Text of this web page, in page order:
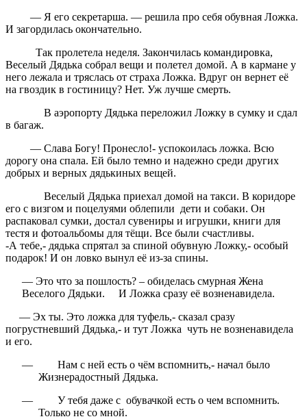
— Я его секретарша. — решила про себя обувная Ложка.
И загордилась окончательно.
Так пролетела неделя. Закончилась командировка,
Веселый Дядька собрал вещи и полетел домой. А в кармане у
него лежала и тряслась от страха Ложка. Вдруг он вернет её
на гвоздик в гостиницу? Нет. Уж лучше смерть.
В аэропорту Дядька переложил Ложку в сумку и сдал
в багаж.
— Слава Богу! Пронесло!- успокоилась ложка. Всю
дорогу она спала. Ей было темно и надежно среди других
добрых и верных дядькиных вещей.
Веселый Дядька приехал домой на такси. В коридоре
его с визгом и поцелуями облепили дети и собаки. Он
распаковал сумки, достал сувениры и игрушки, книги для
тестя и фотоальбомы для тёщи. Все были счастливы.
-А тебе,- дядька спрятал за спиной обувную Ложку,- особый
подарок! И он ловко вынул её из-за спины.
— Это что за пошлость? – обиделась смурная Жена
Веселого Дядьки. И Ложка сразу её возненавидела.
— Эх ты. Это ложка для туфель,- сказал сразу
погрустневший Дядька,- и тут Ложка чуть не возненавидела
и его.
—
Нам с ней есть о чём вспомнить,- начал было
Жизнерадостный Дядька.
—
У тебя даже с обувачкой есть о чем вспомнить.
Только не со мной.